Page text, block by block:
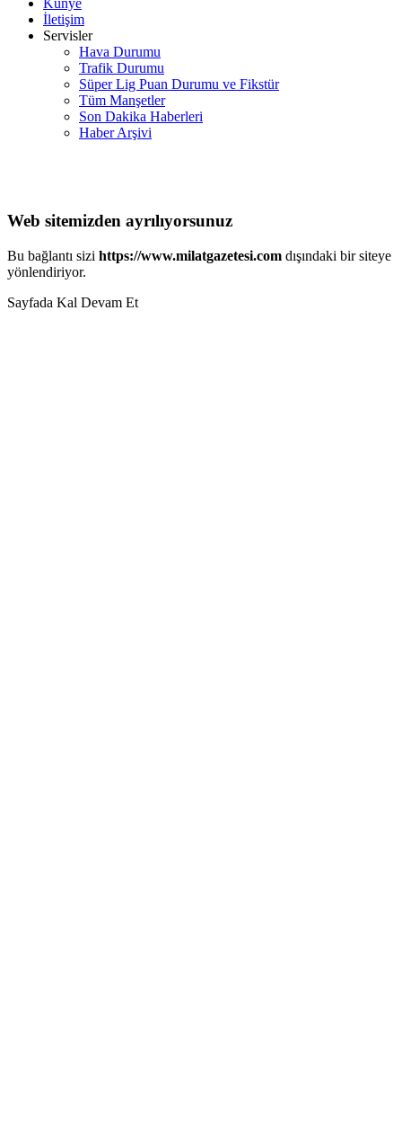
İletişim
Servisler
Hava Durumu
Trafik Durumu
Süper Lig Puan Durumu ve Fikstür
Tüm Manşetler
Son Dakika Haberleri
Haber Arşivi
Web sitemizden ayrılıyorsunuz
Bu bağlantı sizi https://www.milatgazetesi.com dışındaki bir siteye
yönlendiriyor.
Sayfada Kal Devam Et